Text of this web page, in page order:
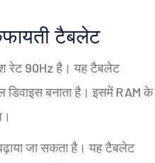
टैबलेट
रेट 90Hz है। यह टैबलेट
डिवाइस बनाता है। इसमें RAM के
जा सकता है। यह टैबलेट